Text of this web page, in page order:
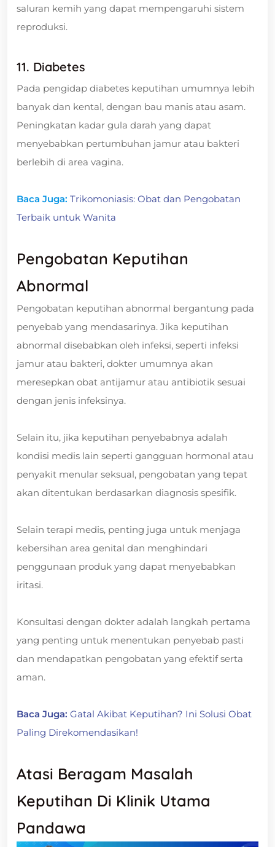
saluran kemih yang dapat mempengaruhi sistem
reproduksi.
11. Diabetes
Pada pengidap diabetes keputihan umumnya lebih
banyak dan kental, dengan bau manis atau asam.
Peningkatan kadar gula darah yang dapat
menyebabkan pertumbuhan jamur atau bakteri
berlebih di area vagina.
Baca Juga: Trikomoniasis: Obat dan Pengobatan
Terbaik untuk Wanita
Pengobatan Keputihan
Abnormal
Pengobatan keputihan abnormal bergantung pada
penyebab yang mendasarinya. Jika keputihan
abnormal disebabkan oleh infeksi, seperti infeksi
jamur atau bakteri, dokter umumnya akan
meresepkan obat antijamur atau antibiotik sesuai
dengan jenis infeksinya.
Selain itu, jika keputihan penyebabnya adalah
kondisi medis lain seperti gangguan hormonal atau
penyakit menular seksual, pengobatan yang tepat
akan ditentukan berdasarkan diagnosis spesifik.
Selain terapi medis, penting juga untuk menjaga
kebersihan area genital dan menghindari
penggunaan produk yang dapat menyebabkan
iritasi.
Konsultasi dengan dokter adalah langkah pertama
yang penting untuk menentukan penyebab pasti
dan mendapatkan pengobatan yang efektif serta
aman.
Baca Juga: Gatal Akibat Keputihan? Ini Solusi Obat
Paling Direkomendasikan!
Atasi Beragam Masalah
Keputihan Di Klinik Utama
Pandawa